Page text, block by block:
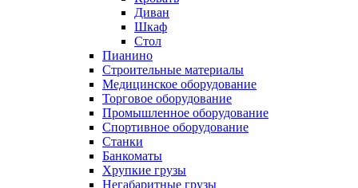
Диван
Шкаф
Стол
Пианино
Строительные материалы
Медицинское оборудование
Торговое оборудование
Промышленное оборудование
Спортивное оборудование
Станки
Банкоматы
Хрупкие грузы
Негабаритные грузы